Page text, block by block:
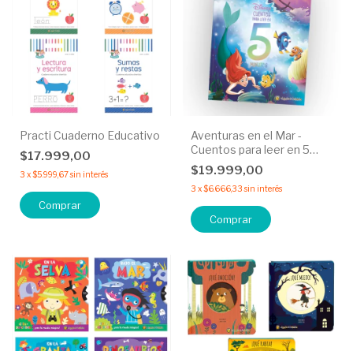
Practi Cuaderno Educativo
$17.999,00
3 x$5.999,67sin interés
Comprar
Aventuras en el Mar -
Cuentos para leer en 5
minutos
$19.999,00
3 x$6.666,33 sin interés